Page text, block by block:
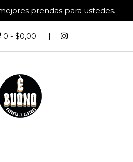
prendas para ustedes.
0 - $0,00